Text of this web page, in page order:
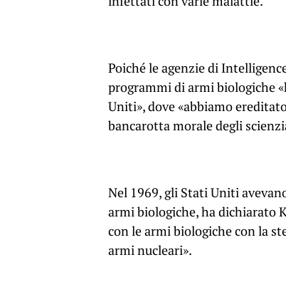
Poiché le agenzie di
programmi di armi biologiche
Uniti», dove «abbiamo
bancarotta morale degli
Nel 1969, gli Stati Uniti
armi biologiche, ha dichiarato
con le armi biologiche con la
armi nucleari».